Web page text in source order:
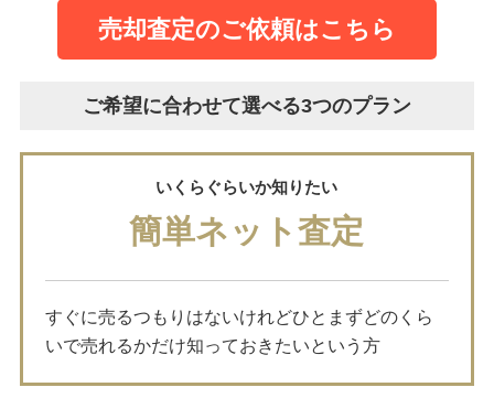
売却査定のご依頼はこちら
ご希望に合わせて選べる3つのプラン
いくらぐらいか知りたい
簡単ネット査定
すぐに売るつもりはないけれどひとまずどのくら
いで売れるかだけ知っておきたいという方